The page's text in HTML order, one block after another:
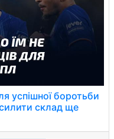
успішної боротьби
склад ще